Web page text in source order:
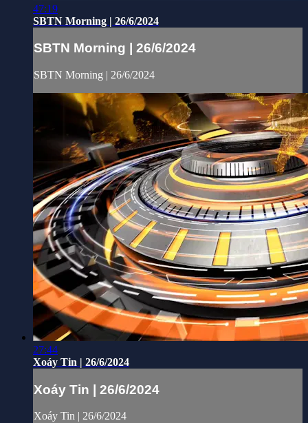
47:19
SBTN Morning | 26/6/2024
SBTN Morning | 26/6/2024
SBTN Morning | 26/6/2024
27:44
Xoáy Tin | 26/6/2024
Xoáy Tin | 26/6/2024
Xoáy Tin | 26/6/2024